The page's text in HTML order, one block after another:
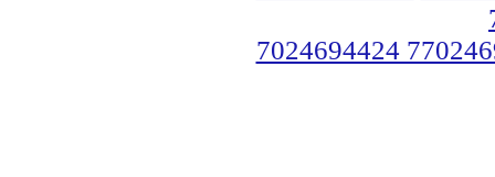
7024694424